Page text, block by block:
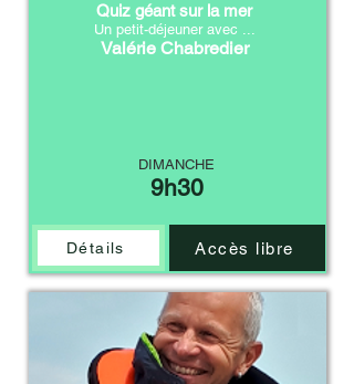
Quiz géant sur la mer
Un petit-déjeuner avec ...
Valérie Chabredier
DIMANCHE
9h30
Détails Accès libre